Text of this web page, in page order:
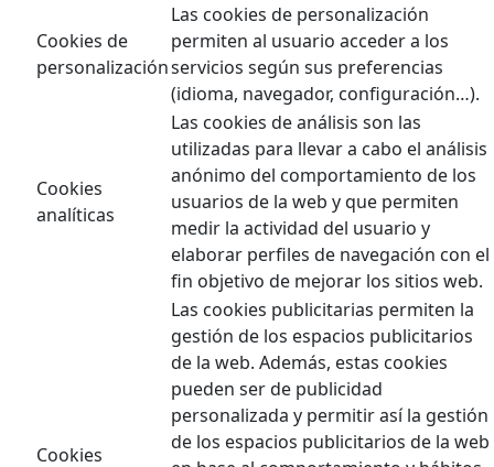
Cookies de
personalización
Las cookies de personalización
permiten al usuario acceder a los
servicios según sus preferencias
(idioma, navegador, configuración…).
Cookies
analíticas
Las cookies de análisis son las
utilizadas para llevar a cabo el análisis
anónimo del comportamiento de los
usuarios de la web y que permiten
medir la actividad del usuario y
elaborar perfiles de navegación con el
fin objetivo de mejorar los sitios web.
Cookies
Las cookies publicitarias permiten la
gestión de los espacios publicitarios
de la web. Además, estas cookies
pueden ser de publicidad
personalizada y permitir así la gestión
de los espacios publicitarios de la web